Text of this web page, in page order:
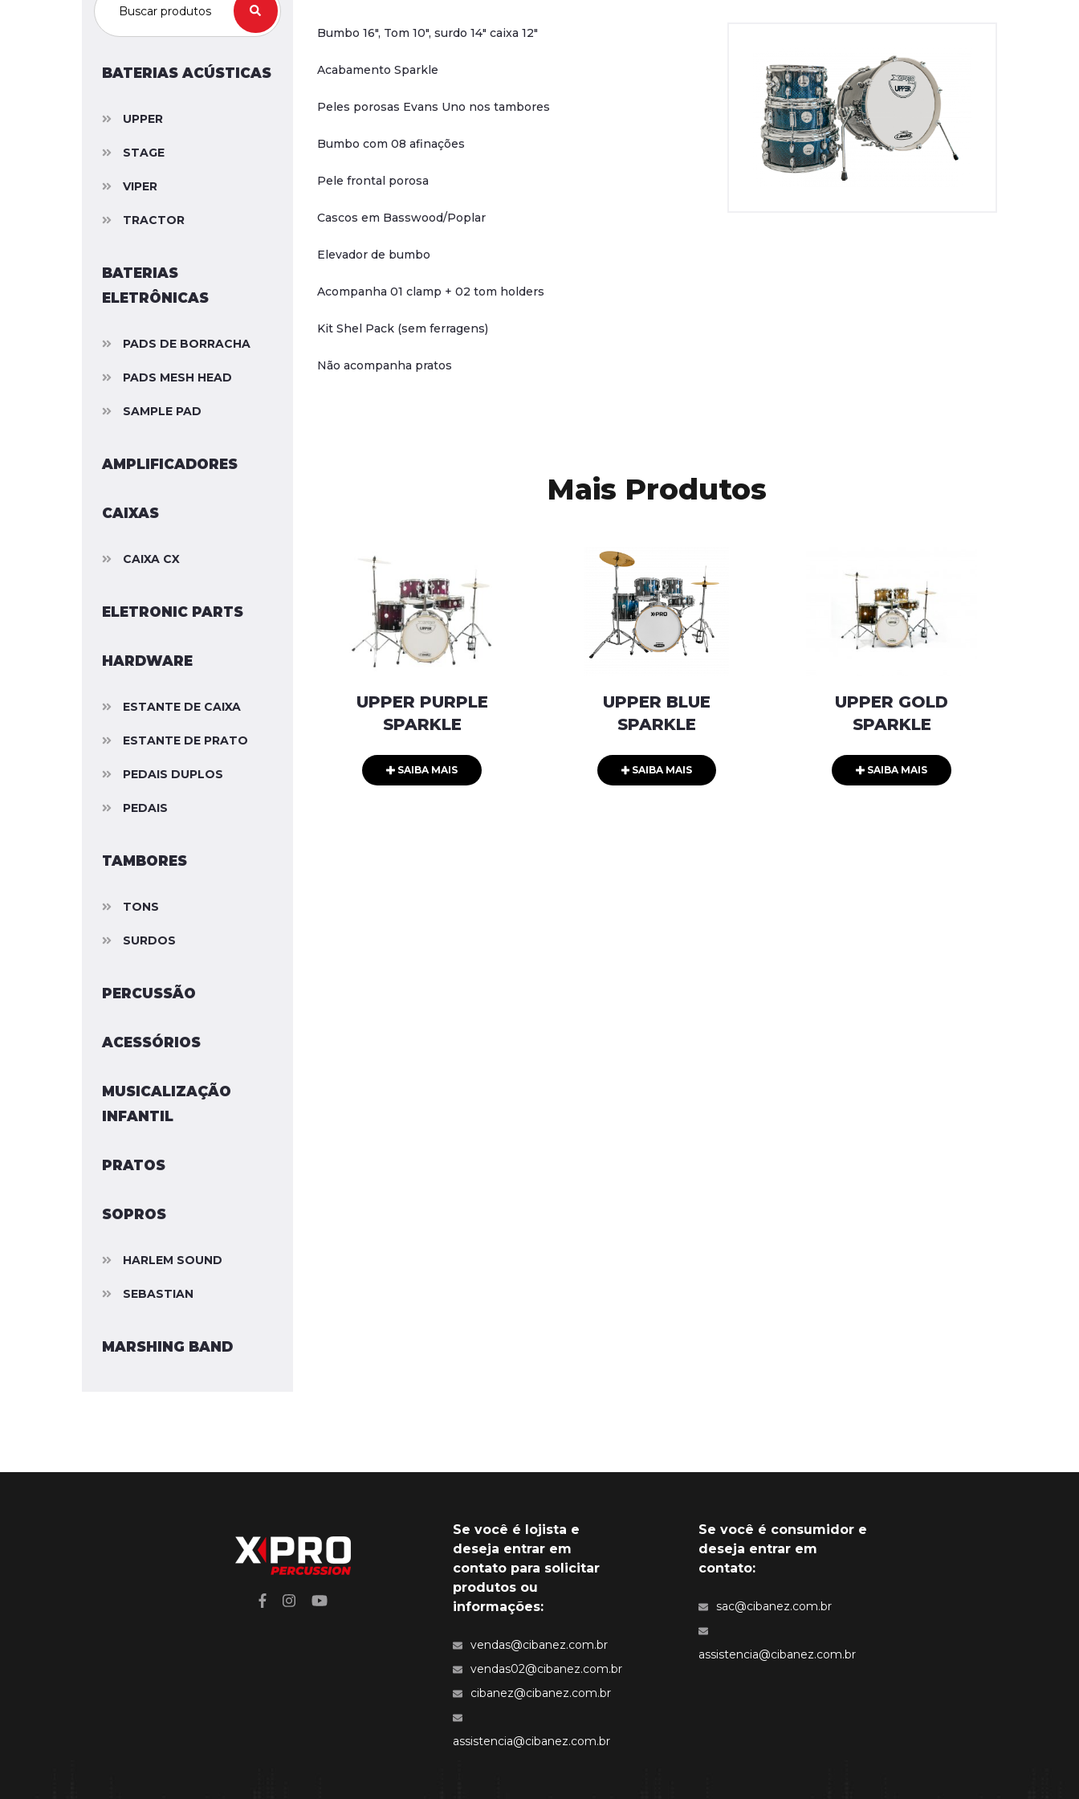
BATERIAS ACÚSTICAS
UPPER
STAGE
VIPER
TRACTOR
BATERIAS
ELETRÔNICAS
PADS DE BORRACHA
PADS MESH HEAD
SAMPLE PAD
AMPLIFICADORES
CAIXAS
CAIXA CX
ELETRONIC PARTS
HARDWARE
ESTANTE DE CAIXA
ESTANTE DE PRATO
PEDAIS DUPLOS
PEDAIS
TAMBORES
TONS
SURDOS
PERCUSSÃO
ACESSÓRIOS
MUSICALIZAÇÃO
INFANTIL
PRATOS
SOPROS
HARLEM SOUND
SEBASTIAN
MARSHING BAND
Bumbo 16", Tom 10", surdo 14" caixa 12"
Acabamento Sparkle
Peles porosas Evans Uno nos tambores
Bumbo com 08 afinações
Pele frontal porosa
Cascos em Basswood/Poplar
Elevador de bumbo
Acompanha 01 clamp + 02 tom holders
Kit Shel Pack (sem ferragens)
Não acompanha pratos
Mais Produtos
UPPER PURPLE
SPARKLE
SAIBA MAIS
UPPER BLUE
SPARKLE
SAIBA MAIS
UPPER GOLD
SPARKLE
SAIBA MAIS
Se você é lojista e
deseja entrar em
contato para solicitar
produtos ou
informações:
vendas@cibanez.com.br
vendas02@cibanez.com.br
cibanez@cibanez.com.br
assistencia@cibanez.com.br
Se você é consumidor e
deseja entrar em
contato:
sac@cibanez.com.br
assistencia@cibanez.com.br